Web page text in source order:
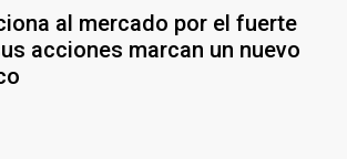
al mercado por el fuerte
acciones marcan un nuevo